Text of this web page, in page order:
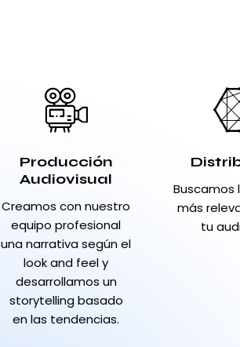
Producción
Audiovisual
Creamos con nuestro
equipo profesional
una narrativa según el
look and feel y
desarrollamos un
storytelling basado
en las tendencias.
Buscamos
más
tu